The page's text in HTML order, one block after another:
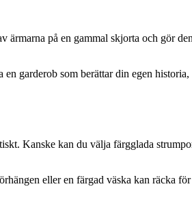
på en gammal skjorta och gör
garderob som berättar din egen
Kanske kan du välja färgglada
eller en färgad väska kan räcka